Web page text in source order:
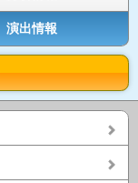
演出情報